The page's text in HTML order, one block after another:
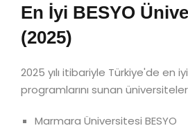
En İyi BESYO
(2025)
2025 yılı itibariyle Türkiye'de en iyi
programlarını sunan üniversiteler
Marmara Üniversitesi BESYO